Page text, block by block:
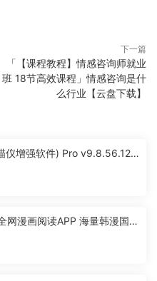
下一篇
「【课程教程】情感咨询师就业
班 18节高效课程」情感咨询是什
么行业【云盘下载】
仪增强软件) Pro v9.8.56.12
网漫画阅读APP 海量韩漫国漫